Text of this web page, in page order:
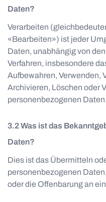
Daten?
Verarbeiten
«Bearbeiten») ist jeder
Daten, unabhängig von
Verfahren, insbesondere
Aufbewahren, Verwenden,
Archivieren, Löschen oder
personenbezogenen Daten.
Was ist das
Daten?
Dies ist das Übermitteln
personenbezogenen
oder die Offenbarung an